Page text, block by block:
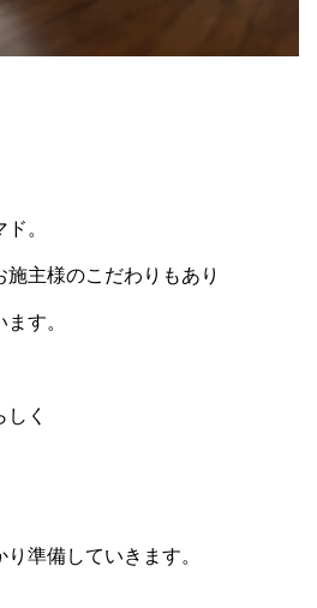
。
主様のこだわりもあり
す。
く
準備していきます。